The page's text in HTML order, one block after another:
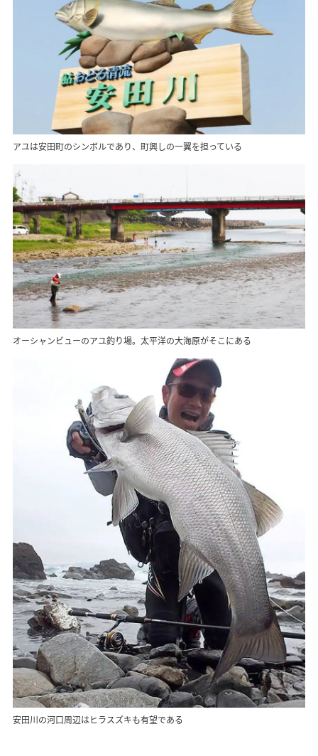
アユは安田町のシンボルであり、町興しの一翼を担っている
オーシャンビューのアユ釣り場。太平洋の大海原がそこにある
安田川の河口周辺はヒラスズキも有望である